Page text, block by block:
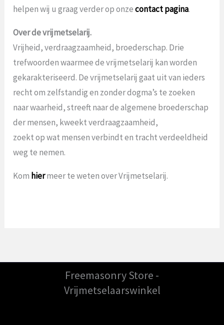
helpen wij u graag verder op onzecontact pagina.
Over de vrijmetselarij.
Vrijheid, verdraagzaamheid, broederschap. Drie
trefwoorden waarmee de vrijmetselarij kan worden
gekarakteriseerd. De vrijmetselarij gaat uit van ieders
recht om zelfstandig en zonder dogma’s te zoeken
naar waarheid, streeft naar de algemene broederschap
der mensen, kweekt verdraagzaamheid,
zoekt op wat mensen verbindt en tracht verdeeldheid
weg te nemen.
Kom hiermeer te weten over Vrijmetselarij.
Freemasonry Store -
Vrijmetselaarswinkel